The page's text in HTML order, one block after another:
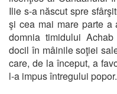
Ilie s-a născut spre
şi cea mai mare parte a
domnia timidului
docil în mâinile soţiei
care, de la început, a
l-a impus întregului popor.